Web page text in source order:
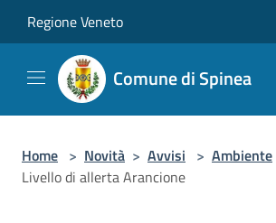
Regione Veneto
Comune di Spinea
Home > Novità > Avvisi > Ambiente
Livello di allerta Arancione